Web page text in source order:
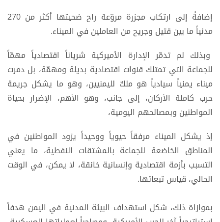
إضافةً إلى ارتكاب مجزرة مروّعة راح ضحيتها أكثر من 270
مدنياً ما بين قتيل وجريح من العاملين في الميناء.
وبذلك لم تدمّر الإدارة الأميركية شرياناً اقتصادياً مهمّاً
للجماعة التي تمتلك قنوات اقتصادية بديلة ومهمّة، بل دمرت
ميناء يمنياً سيادياً هو ملكٌ لليمنيين، وهو ما يشكل جريمة
حرب كاملة الأركان، إلى جانب، وهو الأهم، الإضرار بحياة
المواطنين وبمصالحهم اليومية،
إذ يشكل الميناء مرفقاً حيوياً ووحيداً يزود المواطنين في
المناطق الخاضعة للجماعة بالمشتقات النفطية، ما يعني
التسبب بأزمة اقتصادية وإنسانية خانقة، لا يمكن، في الوقت
الحالي، قياس تبعاتها.
بموازاة ذلك، شكل استهداف البيئة المدنية في اليمن هدفاً